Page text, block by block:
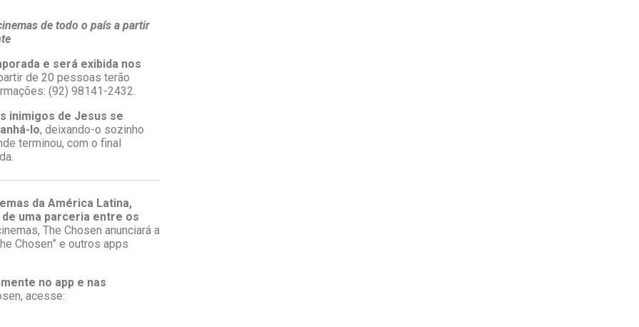
de todo o país a partir
e será exibida nos
de 20 pessoas terão
(92) 98141-2432.
inimigos de Jesus se
lo, deixando-o sozinho
terminou, com o final
da América Latina,
uma parceria entre os
The Chosen anunciará a
Chosen” e outros apps
no app e nas
acesse: